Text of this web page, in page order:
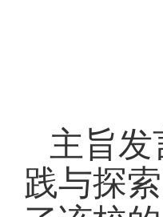
主旨
践与探